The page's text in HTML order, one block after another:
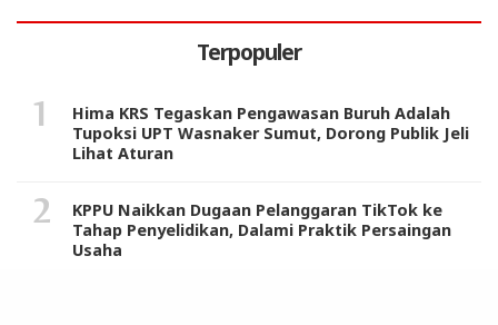
Terpopuler
Hima KRS Tegaskan Pengawasan Buruh Adalah
Tupoksi UPT Wasnaker Sumut, Dorong Publik Jeli
Lihat Aturan
KPPU Naikkan Dugaan Pelanggaran TikTok ke
Tahap Penyelidikan, Dalami Praktik Persaingan
Usaha